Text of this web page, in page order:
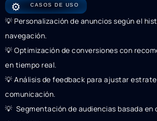
⚙️ CASOS DE USO
💡 Personalización de anuncios según el
navegación.
💡 Optimización de conversiones con
en tiempo real.
💡 Análisis de feedback para ajustar
comunicación.
💡 ️ Segmentación de audiencias basada